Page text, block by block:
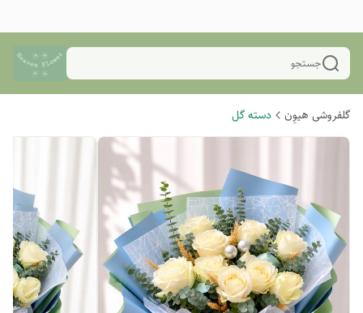
جستجو
گلفروشی هیوِن دسته گل